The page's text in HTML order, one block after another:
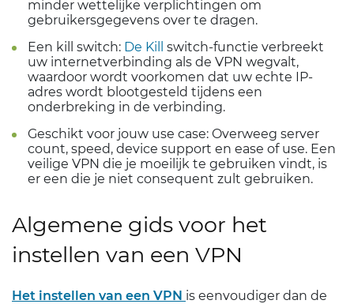
minder wettelijke verplichtingen om
gebruikersgegevens over te dragen.
Een kill switch: De Kill switch-functie verbreekt
uw internetverbinding als de VPN wegvalt,
waardoor wordt voorkomen dat uw echte IP-
adres wordt blootgesteld tijdens een
onderbreking in de verbinding.
Geschikt voor jouw use case: Overweeg server
count, speed, device support en ease of use. Een
veilige VPN die je moeilijk te gebruiken vindt, is
er een die je niet consequent zult gebruiken.
Algemene gids voor het
instellen van een VPN
Het instellen van een VPN is eenvoudiger dan de